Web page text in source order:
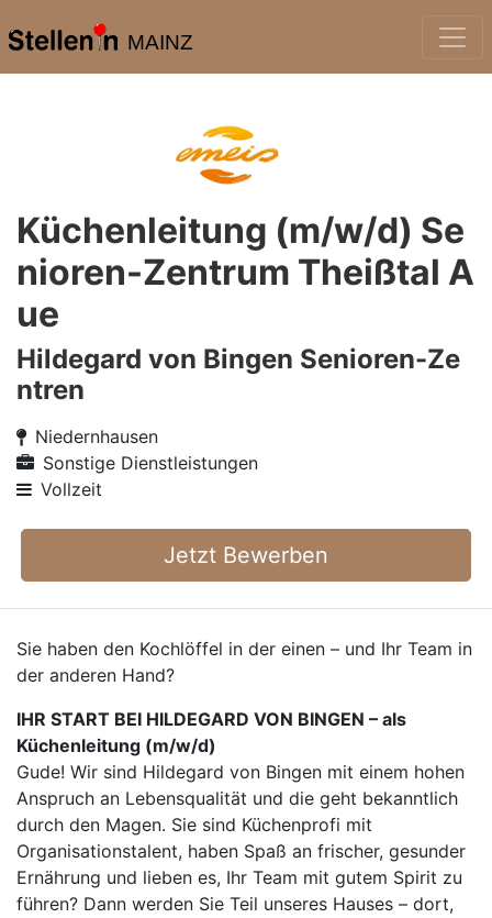
MAINZ
Küchenleitung (m/w/d) Se
nioren-Zentrum Theißtal A
ue
Hildegard von Bingen Senioren-Ze
ntren
Niedernhausen
Sonstige Dienstleistungen
Vollzeit
Jetzt Bewerben
Sie haben den Kochlöffel in der einen – und Ihr Team in
der anderen Hand?
IHR START BEI HILDEGARD VON BINGEN – als
Küchenleitung (m/w/d)
Gude! Wir sind Hildegard von Bingen mit einem hohen
Anspruch an Lebensqualität und die geht bekanntlich
durch den Magen. Sie sind Küchenprofi mit
Organisationstalent, haben Spaß an frischer, gesunder
Ernährung und lieben es, Ihr Team mit gutem Spirit zu
führen? Dann werden Sie Teil unseres Hauses – dort,